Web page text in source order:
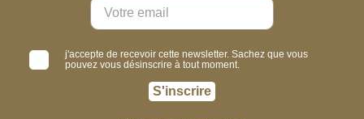
j'accepte de recevoir cette newsletter. Sachez que vous
pouvez vous désinscrire à tout moment.
S'inscrire